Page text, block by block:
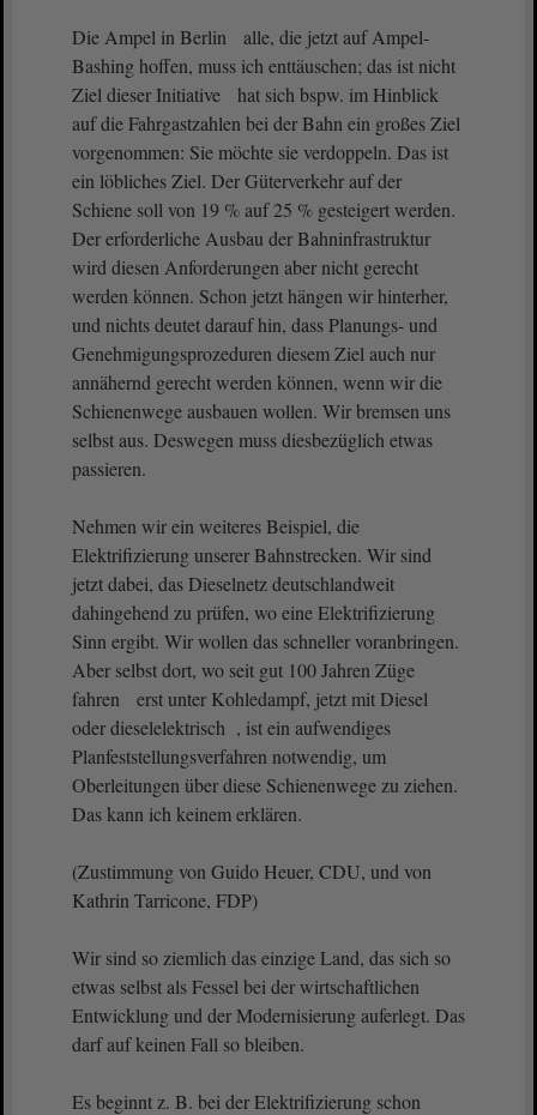
Die Ampel in Berlin alle, die jetzt auf Ampel-
Bashing hoffen, muss ich enttäuschen; das ist nicht
Ziel dieser Initiative hat sich bspw. im Hinblick
auf die Fahrgastzahlen bei der Bahn ein großes Ziel
vorgenommen: Sie möchte sie verdoppeln. Das ist
ein löbliches Ziel. Der Güterverkehr auf der
Schiene soll von 19 % auf 25 % gesteigert werden.
Der erforderliche Ausbau der Bahninfrastruktur
wird diesen Anforderungen aber nicht gerecht
werden können. Schon jetzt hängen wir hinterher,
und nichts deutet darauf hin, dass Planungs- und
Genehmigungsprozeduren diesem Ziel auch nur
annähernd gerecht werden können, wenn wir die
Schienenwege ausbauen wollen. Wir bremsen uns
selbst aus. Deswegen muss diesbezüglich etwas
passieren.
Nehmen wir ein weiteres Beispiel, die
Elektrifizierung unserer Bahnstrecken. Wir sind
jetzt dabei, das Dieselnetz deutschlandweit
dahingehend zu prüfen, wo eine Elektrifizierung
Sinn ergibt. Wir wollen das schneller voranbringen.
Aber selbst dort, wo seit gut 100 Jahren Züge
fahren erst unter Kohledampf, jetzt mit Diesel
oder dieselelektrisch , ist ein aufwendiges
Planfeststellungsverfahren notwendig, um
Oberleitungen über diese Schienenwege zu ziehen.
Das kann ich keinem erklären.
(Zustimmung von Guido Heuer, CDU, und von
Kathrin Tarricone, FDP)
Wir sind so ziemlich das einzige Land, das sich so
etwas selbst als Fessel bei der wirtschaftlichen
Entwicklung und der Modernisierung auferlegt. Das
darf auf keinen Fall so bleiben.
Es beginnt z. B. bei der Elektrifizierung schon